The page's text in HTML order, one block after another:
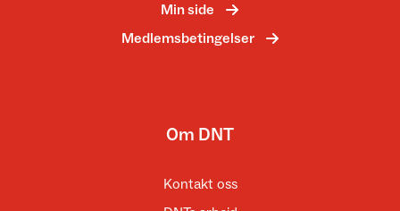
Min side
Medlemsbetingelser
Om DNT
Kontakt oss